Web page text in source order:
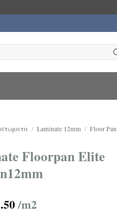
/ Laminate 12mm / Floor Pan
Floorpan Elite
/m2